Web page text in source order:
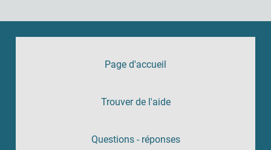
Page d'accueil
Trouver de l'aide
Questions - réponses